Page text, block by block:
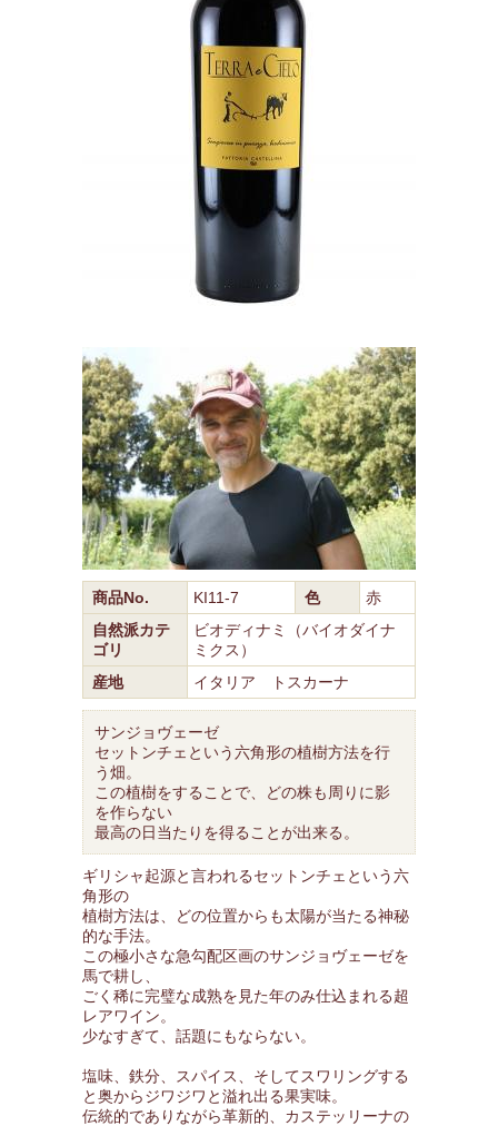
商品No. KI11-7 色
赤
自然派カテ
ゴリ
ビオディナミ（バイオダイナ
ミクス）
産地
イタリア トスカーナ
サンジョヴェーゼ
セットンチェという六角形の植樹方法を行
う畑。
この植樹をすることで、どの株も周りに影
を作らない
最高の日当たりを得ることが出来る。
ギリシャ起源と言われるセットンチェという六
角形の
植樹方法は、どの位置からも太陽が当たる神秘
的な手法。
この極小さな急勾配区画のサンジョヴェーゼを
馬で耕し、
ごく稀に完璧な成熟を見た年のみ仕込まれる超
レアワイン。
少なすぎて、話題にもならない。
塩味、鉄分、スパイス、そしてスワリングする
と奥からジワジワと溢れ出る果実味。
伝統的でありながら革新的、カステッリーナの